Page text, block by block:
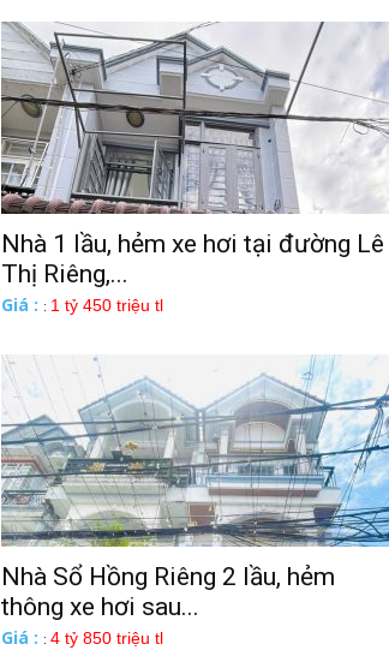
Nhà 1 lầu, hẻm xe hơi tại đường Lê
Thị Riêng,...
Giá : : 1 tỷ 450 triệu tl
Nhà Sổ Hồng Riêng 2 lầu, hẻm
thông xe hơi sau...
Giá : : 4 tỷ 850 triệu tl